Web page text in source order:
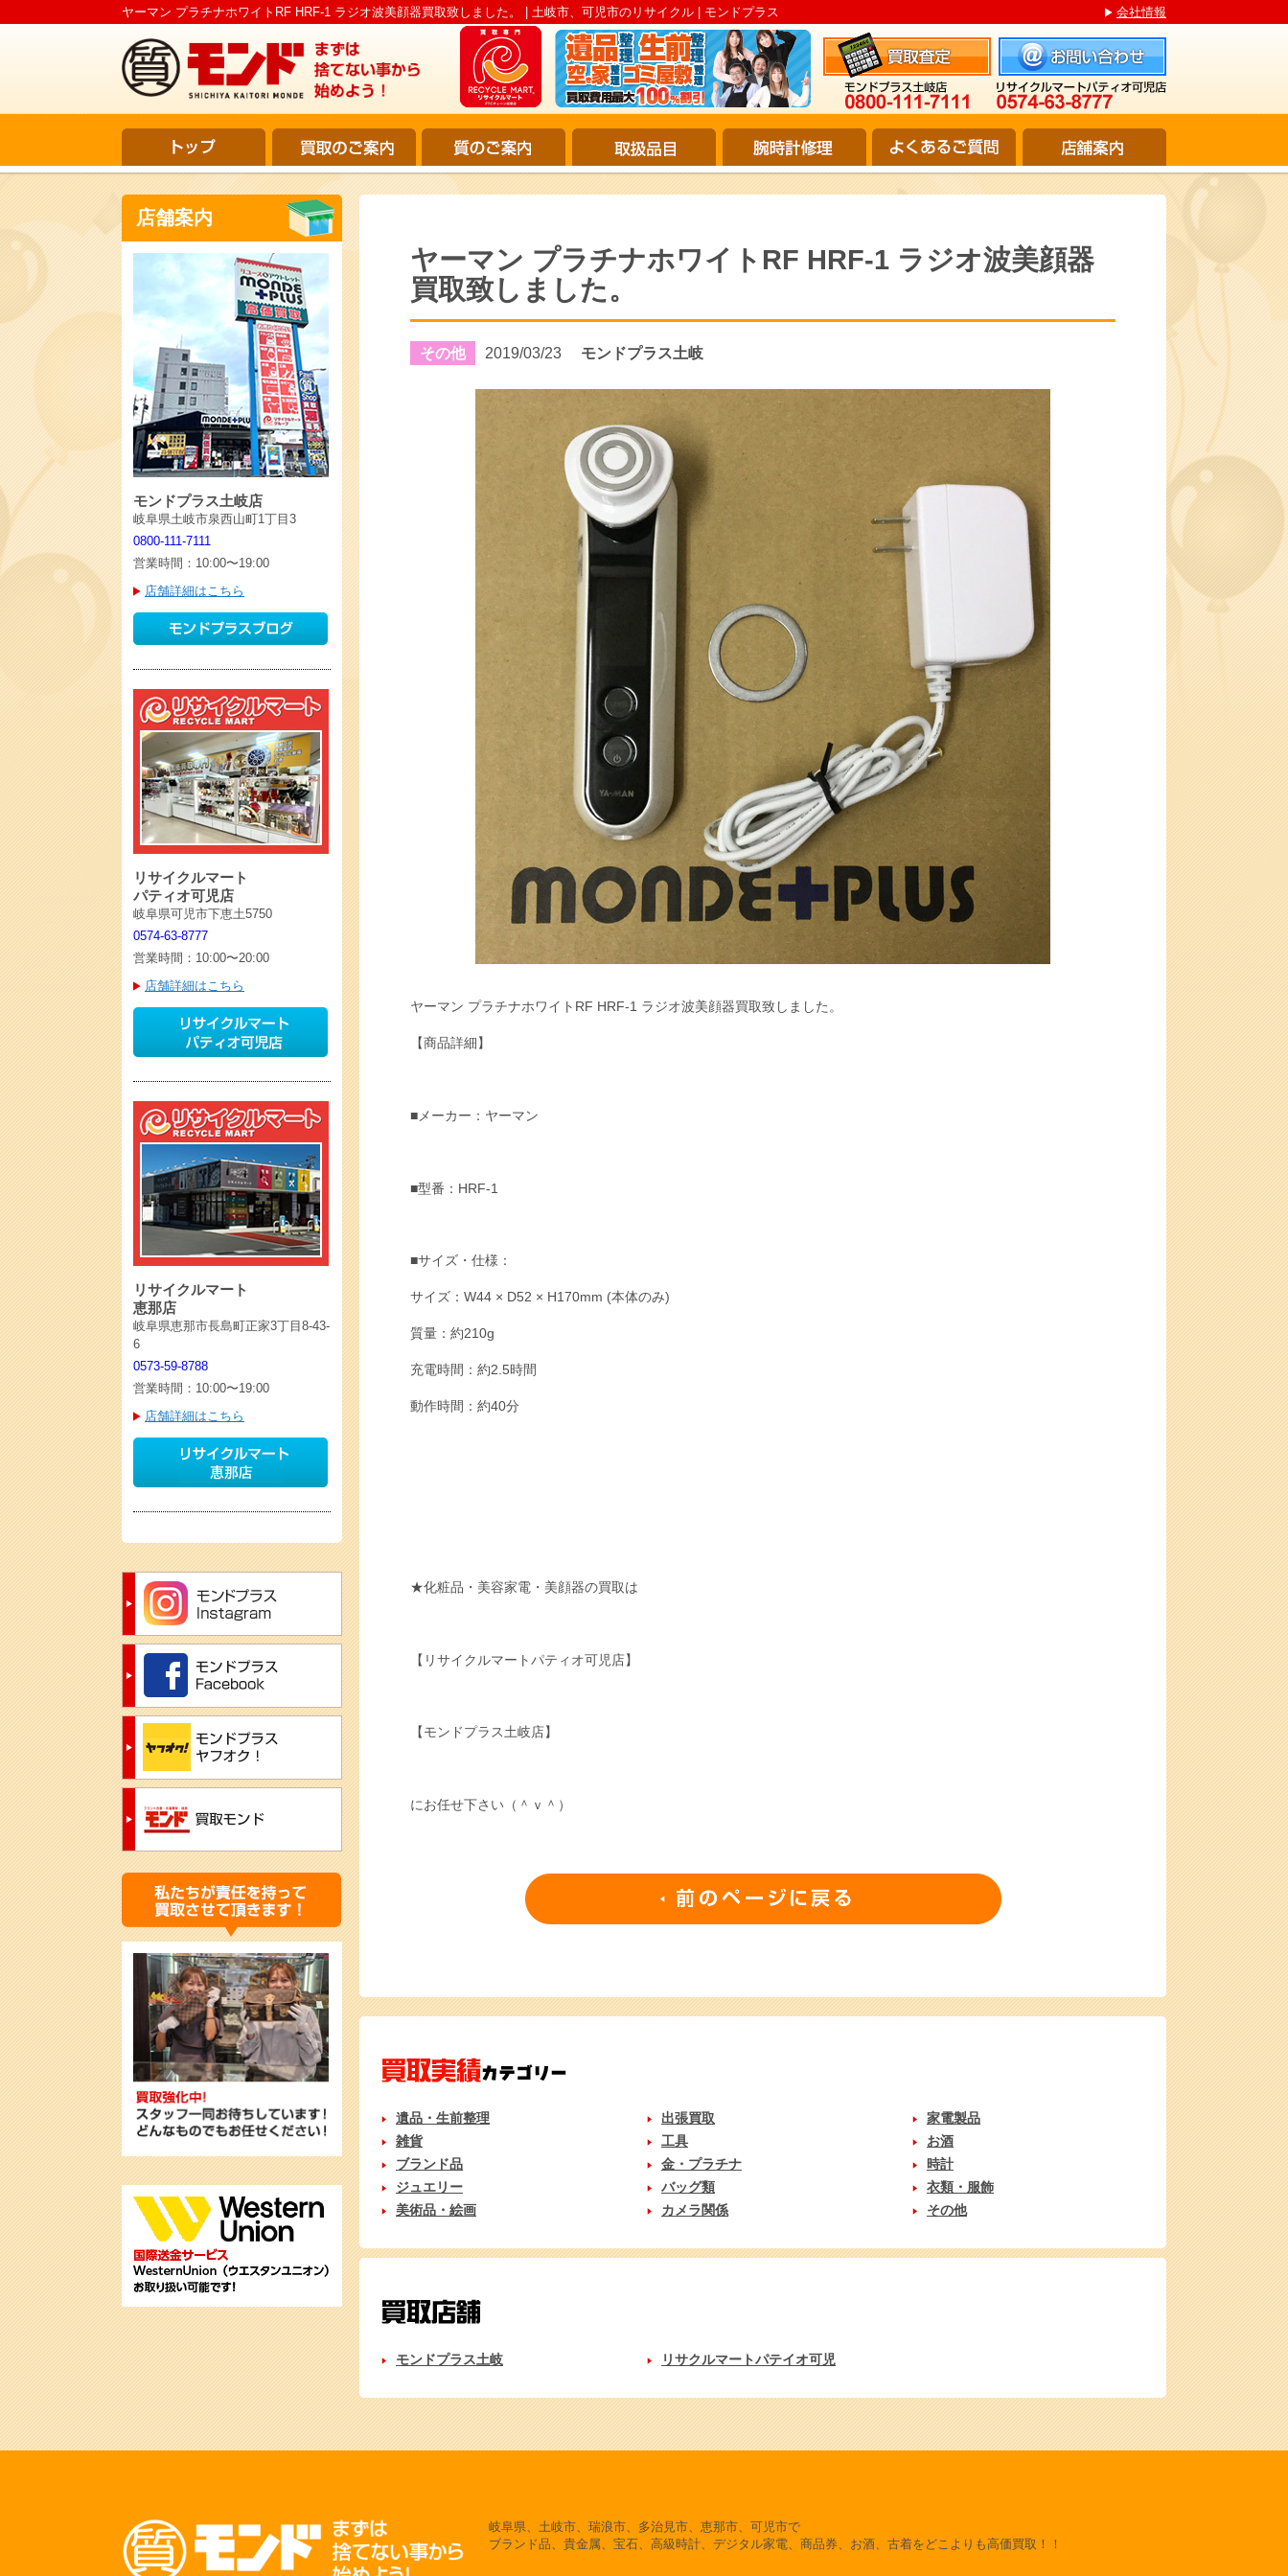
ヤーマン プラチナホワイトRF HRF-1 ラジオ波美顔器買取致しました。 | 土岐市、可児市のリサイクル | モンドプラス 会社情報
ヤーマン プラチナホワイトRF HRF-1 ラジオ波美顔器
買取致しました。
その他 2019/03/23 モンドプラス土岐
ヤーマン プラチナホワイトRF HRF-1 ラジオ波美顔器買取致しました。
【商品詳細】
■メーカー：ヤーマン
■型番：HRF-1
■サイズ・仕様：
サイズ：W44 × D52 × H170mm (本体のみ)
質量：約210g
充電時間：約2.5時間
動作時間：約40分
★化粧品・美容家電・美顔器の買取は
【リサイクルマートパティオ可児店】
【モンドプラス土岐店】
にお任せ下さい（＾ｖ＾）
遺品・生前整理 出張買取
家電製品
雑貨
工具
お酒
ブランド品
金・プラチナ
時計
ジュエリー
バッグ類
衣類・服飾
美術品・絵画
カメラ関係 その他
モンドプラス土岐 リサクルマートパテイオ可児
店舗案内
モンドプラス土岐店
岐阜県土岐市泉西山町1丁目3
0800-111-7111
営業時間：10:00〜19:00
店舗詳細はこちら
リサイクルマート
パティオ可児店
岐阜県可児市下恵土5750
0574-63-8777
営業時間：10:00〜20:00
店舗詳細はこちら
リサイクルマート
恵那店
岐阜県恵那市長島町正家3丁目8-43-
6
0573-59-8788
営業時間：10:00〜19:00
店舗詳細はこちら
岐阜県、土岐市、瑞浪市、多治見市、恵那市、可児市で
ブランド品、貴金属、宝石、高級時計、デジタル家電、商品券、お酒、古着をどこよりも高価買取！！